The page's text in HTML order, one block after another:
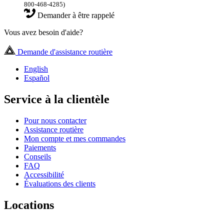
800-468-4285)
Demander à être rappelé
Vous avez besoin d'aide?
Demande d'assistance routière
English
Español
Service à la clientèle
Pour nous contacter
Assistance routière
Mon compte et mes commandes
Paiements
Conseils
FAQ
Accessibilité
Évaluations des clients
Locations